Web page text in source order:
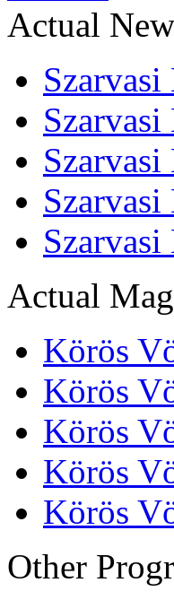
Actual
Actual
Körös
Körös
Körös
Körös
Körös
Other